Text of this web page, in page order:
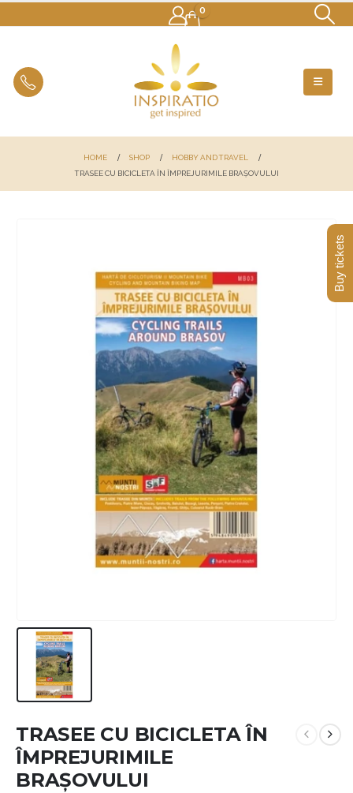
0
HOME SHOP
HOBBY AND TRAVEL
TRASEE CU BICICLETA ÎN ÎMPREJURIMILE BRAȘOVULUI
TRASEE CU BICICLETA ÎN
ÎMPREJURIMILE
BRAȘOVULUI
Buy tickets